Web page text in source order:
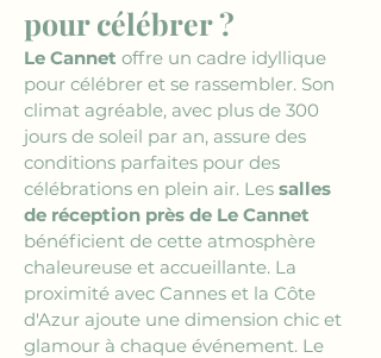
pour célébrer ?
Le Cannet offre un cadre idyllique
pour célébrer et se rassembler. Son
climat agréable, avec plus de 300
jours de soleil par an, assure des
conditions parfaites pour des
célébrations en plein air. Les salles
de réception près de Le Cannet
bénéficient de cette atmosphère
chaleureuse et accueillante. La
proximité avec Cannes et la Côte
d'Azur ajoute une dimension chic et
glamour à chaque événement. Le